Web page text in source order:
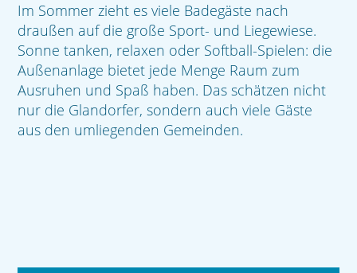
Im Sommer zieht es viele Badegäste nach
draußen auf die große Sport- und Liegewiese.
Sonne tanken, relaxen oder Softball-Spielen: die
Außenanlage bietet jede Menge Raum zum
Ausruhen und Spaß haben. Das schätzen nicht
nur die Glandorfer, sondern auch viele Gäste
aus den umliegenden Gemeinden.